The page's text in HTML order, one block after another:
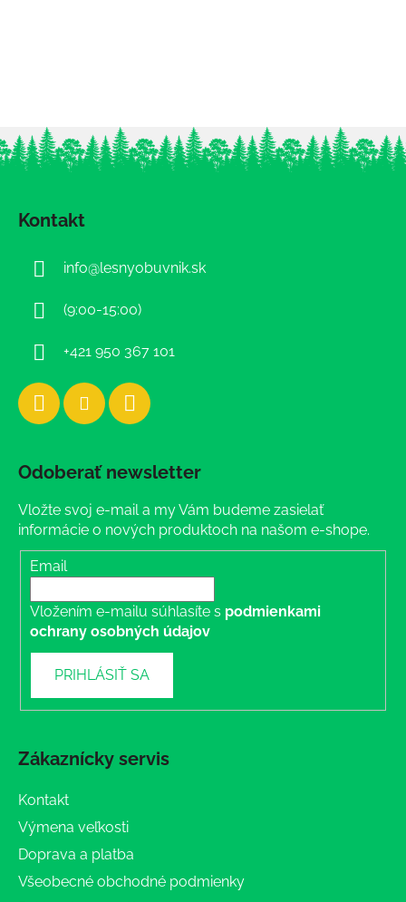
Kontakt
info@lesnyobuvnik.sk
(9:00-15:00)
+421 950 367 101
Odoberať newsletter
Vložte svoj e-mail a my Vám budeme zasielať
informácie o nových produktoch na našom e-shope.
Email
Vložením e-mailu súhlasíte s podmienkami
ochrany osobných údajov
PRIHLÁSIŤ SA
Zákaznícky servis
Kontakt
Výmena veľkosti
Doprava a platba
Všeobecné obchodné podmienky